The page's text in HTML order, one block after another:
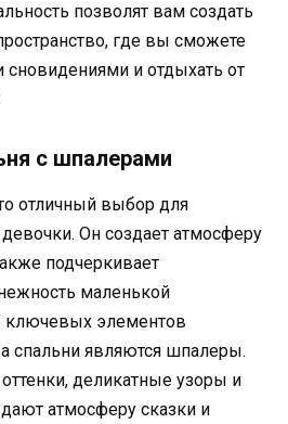
позволят вам создать
где вы сможете
сновидениями и отдыхать от
с шпалерами
отличный выбор для
Он создает атмосферу
подчеркивает
маленькой
ключевых элементов
спальни являются шпалеры.
деликатные узоры и
атмосферу сказки и